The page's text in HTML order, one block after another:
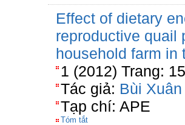
Effect of dietary
reproductive quail
household farm in
1 (2012) Trang:
Tác giả: Bùi
Tạp chí: APE
Tóm tắt